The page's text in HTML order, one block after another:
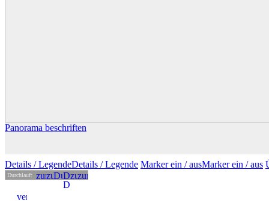
Panorama beschriften
Details / LegendeDetails /Legende Marker ein /ausMarkerein / aus
Durchlauf: